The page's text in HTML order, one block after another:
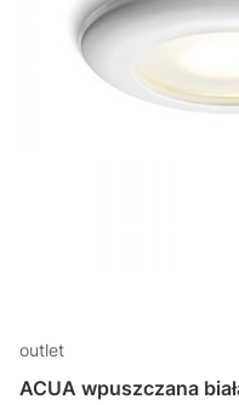
outlet